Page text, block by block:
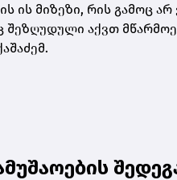
ის მიზეზი, რის გამოც
აქვთ